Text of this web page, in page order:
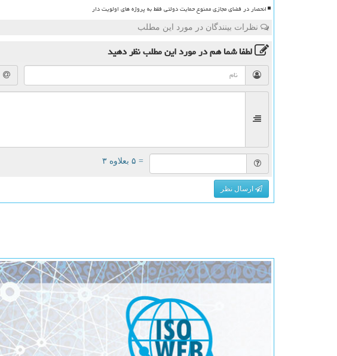
انحصار در فضای مجازی ممنوع حمایت دولتی فقط به پروژه های اولویت دار
نظرات بینندگان در مورد این مطلب
لطفا شما همدر مورد این مطلبنظر دهید
= ۵ بعلاوه ۳
ارسال نظر